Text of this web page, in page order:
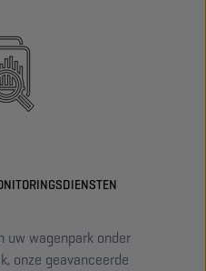
uw wagenpark onder
onze geavanceerde